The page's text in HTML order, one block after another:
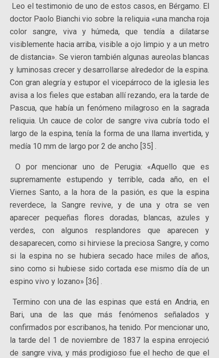
Leo el testimonio de uno de estos casos, en Bérgamo. El
doctor Paolo Bianchi vio sobre la reliquia «una mancha roja
color sangre, viva y húmeda, que tendía a dilatarse
visiblemente hacia arriba, visible a ojo limpio y a un metro
de distancia». Se vieron también algunas aureolas blancas
y luminosas crecer y desarrollarse alrededor de la espina.
Con gran alegría y estupor el vicepárroco de la iglesia les
avisa a los fieles que estaban allí rezando, era la tarde de
Pascua, que había un fenómeno milagroso en la sagrada
reliquia. Un cauce de color de sangre viva cubría todo el
largo de la espina, tenía la forma de una llama invertida, y
medía 10 mm de largo por 2 de ancho [35] .
O por mencionar uno de Perugia: «Aquello que es
supremamente estupendo y terrible, cada año, en el
Viernes Santo, a la hora de la pasión, es que la espina
reverdece, la Sangre revive, y de una y otra se ven
aparecer pequeñas flores doradas, blancas, azules y
verdes, con algunos resplandores que aparecen y
desaparecen, como si hirviese la preciosa Sangre, y como
si la espina no se hubiera secado hace miles de años,
sino como si hubiese sido cortada ese mismo día de un
espino vivo y lozano» [36] .
Termino con una de las espinas que está en Andria, en
Bari, una de las que más fenómenos señalados y
confirmados por escribanos, ha tenido. Por mencionar uno,
la tarde del 1 de noviembre de 1837 la espina enrojeció
de sangre viva, y más prodigioso fue el hecho de que el